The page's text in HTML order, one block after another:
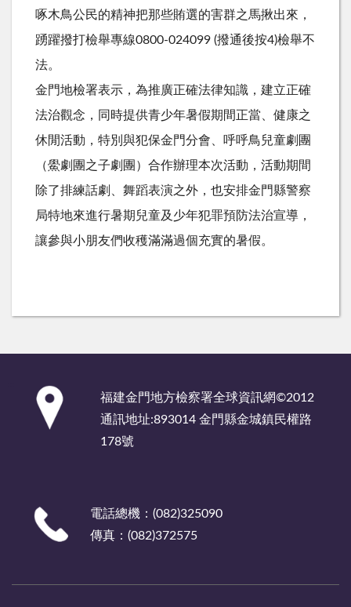
啄木鳥公民的精神把那些賄選的害群之馬揪出來，
踴躍撥打檢舉專線0800-024099 (撥通後按4)檢舉不
法。
金門地檢署表示，為推廣正確法律知識，建立正確
法治觀念，同時提供青少年暑假期間正當、健康之
休閒活動，特別與犯保金門分會、呼呼鳥兒童劇團
（鱟劇團之子劇團）合作辦理本次活動，活動期間
除了排練話劇、舞蹈表演之外，也安排金門縣警察
局特地來進行暑期兒童及少年犯罪預防法治宣導，
讓參與小朋友們收穫滿滿過個充實的暑假。
福建金門地方檢察署全球資訊網©2012
通訊地址:893014 金門縣金城鎮民權路
178號
電話總機：(082)325090
傳真：(082)372575